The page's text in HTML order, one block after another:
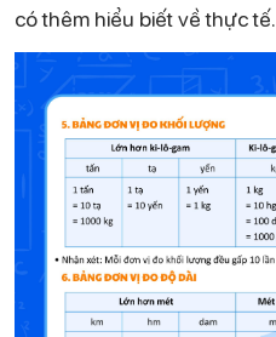
có thêm hiểu biết về thực tế.